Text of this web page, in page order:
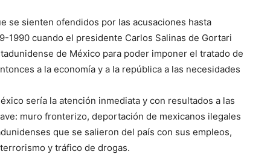
se sienten ofendidos por las acusaciones hasta
1990 cuando el presidente Carlos Salinas de Gortari
de México para poder imponer el tratado de
a la economía y a la república a las necesidades
sería la atención inmediata y con resultados a las
muro fronterizo, deportación de mexicanos ilegales
que se salieron del país con sus empleos,
y tráfico de drogas.